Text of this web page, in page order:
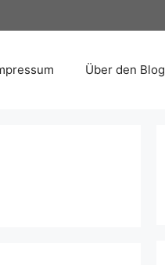
Über den Blog